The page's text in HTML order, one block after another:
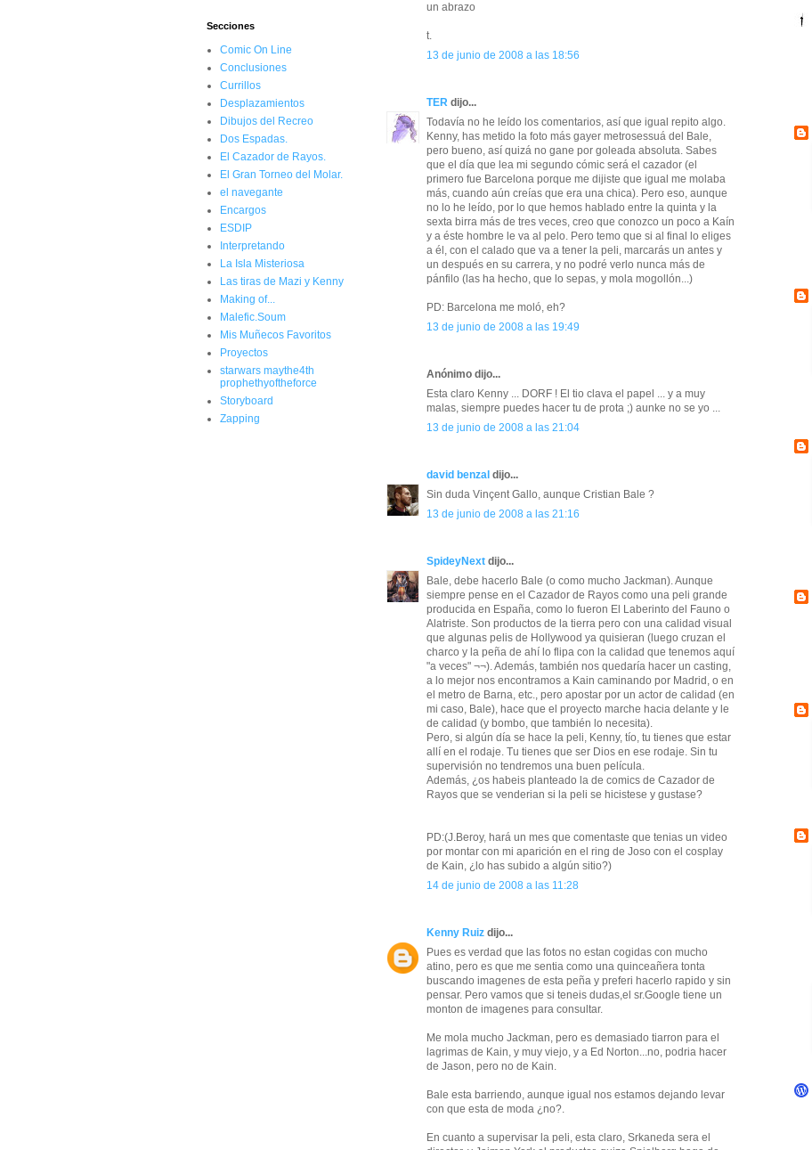
un abrazo
t.
13 de junio de 2008 a las 18:56
TER dijo...
Todavía no he leído los comentarios, así que igual repito algo.
Kenny, has metido la foto más gayer metrosessuá del Bale,
pero bueno, así quizá no gane por goleada absoluta. Sabes
que el día que lea mi segundo cómic será el cazador (el
primero fue Barcelona porque me dijiste que igual me molaba
más, cuando aún creías que era una chica). Pero eso, aunque
no lo he leído, por lo que hemos hablado entre la quinta y la
sexta birra más de tres veces, creo que conozco un poco a Kaín
y a éste hombre le va al pelo. Pero temo que si al final lo eliges
a él, con el calado que va a tener la peli, marcarás un antes y
un después en su carrera, y no podré verlo nunca más de
pánfilo (las ha hecho, que lo sepas, y mola mogollón...)
PD: Barcelona me moló, eh?
13 de junio de 2008 a las 19:49
Anónimo dijo...
Esta claro Kenny ... DORF ! El tio clava el papel ... y a muy
malas, siempre puedes hacer tu de prota ;) aunke no se yo ...
13 de junio de 2008 a las 21:04
david benzal dijo...
Sin duda Vinçent Gallo, aunque Cristian Bale ?
13 de junio de 2008 a las 21:16
SpideyNext dijo...
Bale, debe hacerlo Bale (o como mucho Jackman). Aunque
siempre pense en el Cazador de Rayos como una peli grande
producida en España, como lo fueron El Laberinto del Fauno o
Alatriste. Son productos de la tierra pero con una calidad visual
que algunas pelis de Hollywood ya quisieran (luego cruzan el
charco y la peña de ahí lo flipa con la calidad que tenemos aquí
"a veces" ¬¬). Además, también nos quedaría hacer un casting,
a lo mejor nos encontramos a Kain caminando por Madrid, o en
el metro de Barna, etc., pero apostar por un actor de calidad (en
mi caso, Bale), hace que el proyecto marche hacia delante y le
de calidad (y bombo, que también lo necesita).
Pero, si algún día se hace la peli, Kenny, tío, tu tienes que estar
allí en el rodaje. Tu tienes que ser Dios en ese rodaje. Sin tu
supervisión no tendremos una buen película.
Además, ¿os habeis planteado la de comics de Cazador de
Rayos que se venderian si la peli se hicistese y gustase?
PD:(J.Beroy, hará un mes que comentaste que tenias un video
por montar con mi aparición en el ring de Joso con el cosplay
de Kain, ¿lo has subido a algún sitio?)
14 de junio de 2008 a las 11:28
Kenny Ruiz dijo...
Pues es verdad que las fotos no estan cogidas con mucho
atino, pero es que me sentia como una quinceañera tonta
buscando imagenes de esta peña y preferi hacerlo rapido y sin
pensar. Pero vamos que si teneis dudas,el sr.Google tiene un
monton de imagenes para consultar.
Me mola mucho Jackman, pero es demasiado tiarron para el
lagrimas de Kain, y muy viejo, y a Ed Norton...no, podria hacer
de Jason, pero no de Kain.
Bale esta barriendo, aunque igual nos estamos dejando levar
con que esta de moda ¿no?.
En cuanto a supervisar la peli, esta claro, Srkaneda sera el
Secciones
Comic On Line
Conclusiones
Currillos
Desplazamientos
Dibujos del Recreo
Dos Espadas.
El Cazador de Rayos.
El Gran Torneo del Molar.
el navegante
Encargos
ESDIP
Interpretando
La Isla Misteriosa
Las tiras de Mazi y Kenny
Making of...
Malefic.Soum
Mis Muñecos Favoritos
Proyectos
starwars maythe4th
prophethyoftheforce
Storyboard
Zapping